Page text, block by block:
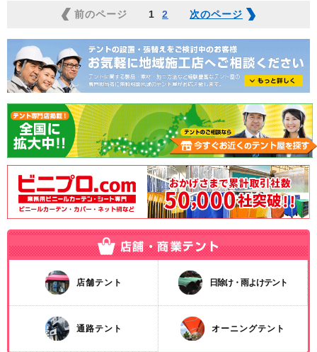
前のページ 1 2 次のページ
店舗テント 日除け・雨よけテント
通路テント オーニングテント